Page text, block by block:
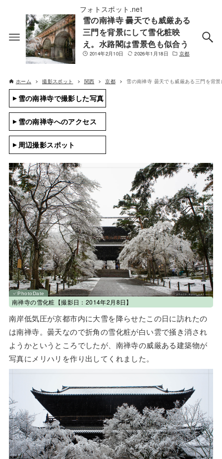
フォトスポット.net
雪の南禅寺 曇天でも威厳ある
三門を背景にして雪化粧映
え。水路閣は雪景色も似合う
2014年2月10日 2026年1月18日 京都
ホーム 撮影スポット 関西 京都 雪の南禅寺 曇天でも威厳ある三門を背
雪の南禅寺で撮影した写真
雪の南禅寺へのアクセス
周辺撮影スポット
南禅寺の雪化粧【撮影日：2014年2月8日】
南岸低気圧が京都市内に大雪を降らせたこの日に訪れたの
は南禅寺。曇天なので折角の雪化粧が白い雲で掻き消され
ようかというところでしたが、南禅寺の威厳ある建築物が
写真にメリハリを作り出してくれました。